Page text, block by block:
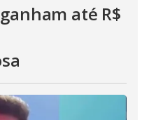
até R$